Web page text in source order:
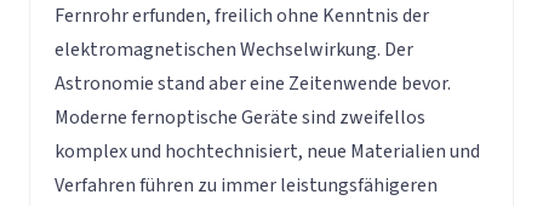
Fernrohr erfunden, freilich ohne Kenntnis der
elektromagnetischen Wechselwirkung. Der
Astronomie stand aber eine Zeitenwende bevor.
Moderne fernoptische Geräte sind zweifellos
komplex und hochtechnisiert, neue Materialien und
Verfahren führen zu immer leistungsfähigeren